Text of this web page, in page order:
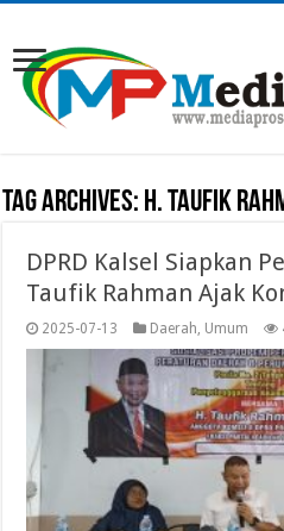
Tag Archives: H. Taufik
DPRD Kalsel Siapkan
Taufik Rahman Ajak
2025-07-13 Daerah, Umum